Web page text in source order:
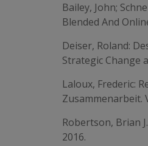
Bailey, John;
Blended And
Deiser, Roland:
Strategic Change
Laloux, Frederic:
Zusammenarbeit.
Robertson, Brian
2016.